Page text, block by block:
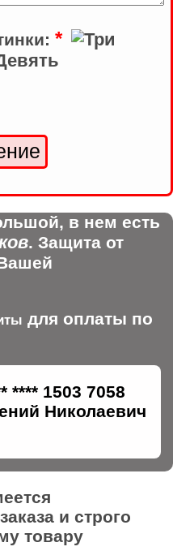
*
в нем есть
. Защита от
для оплаты по
1503 7058
Николаевич
и строго
товару